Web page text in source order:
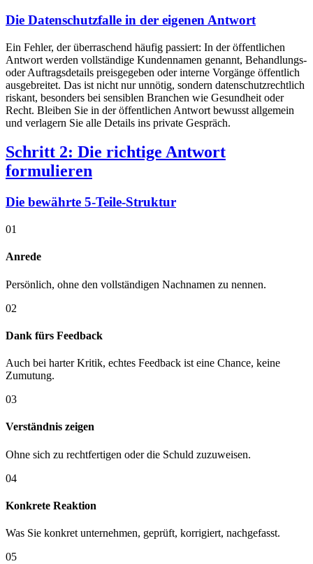
Die Datenschutzfalle in der eigenen Antwort
Ein Fehler, der überraschend häufig passiert: In der öffentlichen
Antwort werden vollständige Kundennamen genannt, Behandlungs-
oder Auftragsdetails preisgegeben oder interne Vorgänge öffentlich
ausgebreitet. Das ist nicht nur unnötig, sondern datenschutzrechtlich
riskant, besonders bei sensiblen Branchen wie Gesundheit oder
Recht. Bleiben Sie in der öffentlichen Antwort bewusst allgemein
und verlagern Sie alle Details ins private Gespräch.
Schritt 2: Die richtige Antwort
formulieren
Die bewährte 5-Teile-Struktur
01
Anrede
Persönlich, ohne den vollständigen Nachnamen zu nennen.
02
Dank fürs Feedback
Auch bei harter Kritik, echtes Feedback ist eine Chance, keine
Zumutung.
03
Verständnis zeigen
Ohne sich zu rechtfertigen oder die Schuld zuzuweisen.
04
Konkrete Reaktion
Was Sie konkret unternehmen, geprüft, korrigiert, nachgefasst.
05